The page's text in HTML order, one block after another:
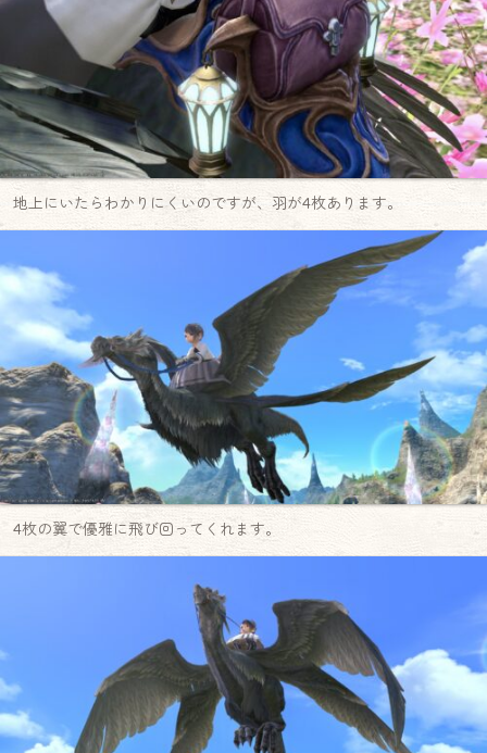
地上にいたらわかりにくいのですが、羽が4枚あります。
4枚の翼で優雅に飛び回ってくれます。